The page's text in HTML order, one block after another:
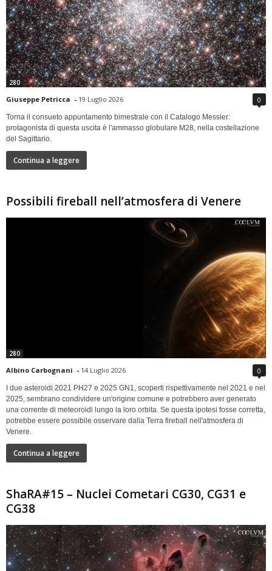
280
Giuseppe Petricca - 19 Luglio 2026 0
Torna il consueto appuntamento bimestrale con il Catalogo Messier:
protagonista di questa uscita è l'ammasso globulare M28, nella costellazione
del Sagittario.
Continua a leggere
Possibili fireball nell’atmosfera di Venere
280
Albino Carbognani - 14 Luglio 2026 0
I due asteroidi 2021 PH27 e 2025 GN1, scoperti rispettivamente nel 2021 e nel
2025, sembrano condividere un'origine comune e potrebbero aver generato
una corrente di meteoroidi lungo la loro orbita. Se questa ipotesi fosse corretta,
potrebbe essere possibile osservare dalla Terra fireball nell'atmosfera di
Venere.
Continua a leggere
ShaRA#15 – Nuclei Cometari CG30, CG31 e
CG38